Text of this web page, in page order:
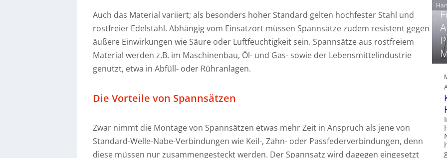
Auch das Material variiert; als besonders hoher Standard gelten hochfester Stahl und
rostfreier Edelstahl. Abhängig vom Einsatzort müssen Spannsätze zudem resistent gegen
äußere Einwirkungen wie Säure oder Luftfeuchtigkeit sein. Spannsätze aus rostfreiem
Material werden z.B. im Maschinenbau, Öl- und Gas- sowie der Lebensmittelindustrie
genutzt, etwa in Abfüll- oder Rühranlagen.
Die Vorteile von Spannsätzen
Zwar nimmt die Montage von Spannsätzen etwas mehr Zeit in Anspruch als jene von
Standard-Welle-Nabe-Verbindungen wie Keil-, Zahn- oder Passfederverbindungen, denn
diese müssen nur zusammengesteckt werden. Der Spannsatz wird dagegen eingesetzt